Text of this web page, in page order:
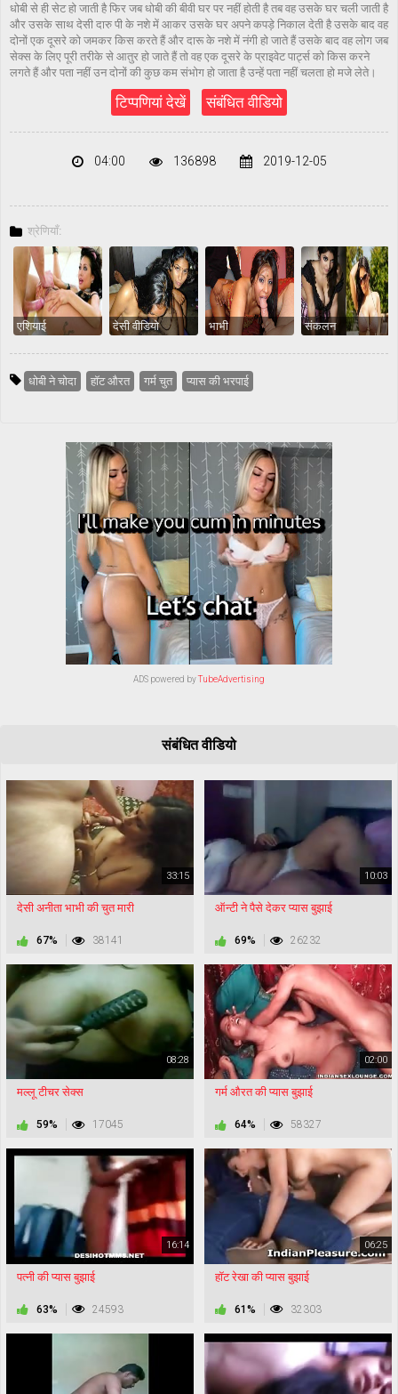
धोबी से ही सेट हो जाती है फिर जब धोबी की बीवी घर पर नहीं होती है तब वह उसके घर चली जाती है
और उसके साथ देसी दारु पी के नशे में आकर उसके घर अपने कपड़े निकाल देती है उसके बाद वह
दोनों एक दूसरे को जमकर किस करते हैं और दारू के नशे में नंगी हो जाते हैं उसके बाद वह लोग जब
सेक्स के लिए पूरी तरीके से आतुर हो जाते हैं तो वह एक दूसरे के प्राइवेट पार्ट्स को किस करने
लगते हैं और पता नहीं उन दोनों की कुछ कम संभोग हो जाता है उन्हें पता नहीं चलता हो मजे लेते।
टिप्पणियां देखें संबंधित वीडियो
04:00 136898 2019-12-05
श्रेणियाँ:
एशियाई देसी वीडियो भाभी संकलन
धोबी ने चोदा हॉट औरत गर्म चुत प्यास की भरपाई
ADS powered byTubeAdvertising
संबंधित वीडियो
33:15
देसी अनीता भाभी की चुत मारी
67% 38141
10:03
ऑन्टी ने पैसे देकर प्यास बुझाई
69% 26232
08:28
मल्लू टीचर सेक्स
59% 17045
02:00
गर्म औरत की प्यास बुझाई
64% 58327
16:14
पत्नी की प्यास बुझाई
63% 24593
06:25
हॉट रेखा की प्यास बुझाई
61% 32303